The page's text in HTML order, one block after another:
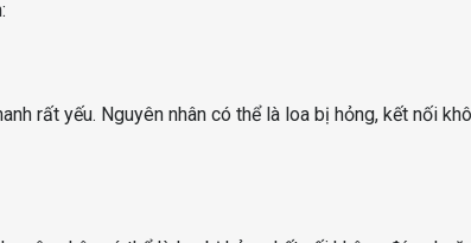
rất yếu. Nguyên nhân có thể là loa bị hỏng, kết nối